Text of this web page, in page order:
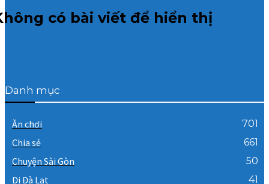
có bài viết để hiển thị
Danh mục
Ăn chơi 701
Chia sẻ 661
Chuyện Sài Gòn 50
Đi Đà Lạt 41